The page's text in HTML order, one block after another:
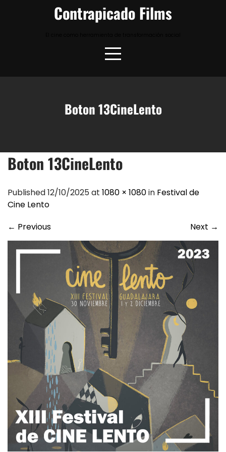
Contrapicado Films
Boton 13CineLento
Boton 13CineLento
Published 12/10/2025 at 1080 × 1080in Festival de
Cine Lento
← Previous Next →